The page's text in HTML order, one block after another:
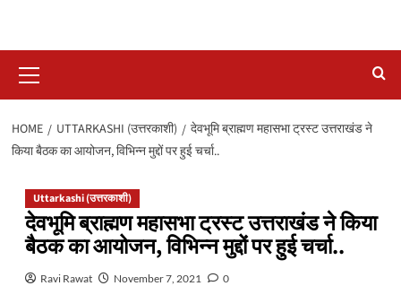
Menu
HOME UTTARKASHI (उत्तरकाशी)
देवभूमि ब्राह्मण महासभा ट्रस्ट उत्तराखंड ने
किया बैठक का आयोजन, विभिन्न मुद्दों पर हुई चर्चा..
Uttarkashi (उत्तरकाशी)
देवभूमि ब्राह्मण महासभा ट्रस्ट उत्तराखंड ने किया
बैठक का आयोजन, विभिन्न मुद्दों पर हुई चर्चा..
Ravi Rawat November 7, 2021 0